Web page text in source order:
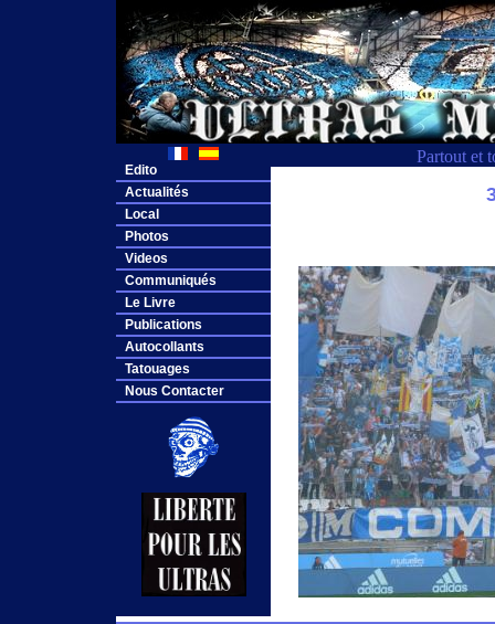
Partout et
Edito
Actualités
Local
Photos
Videos
Communiqués
Le Livre
Publications
Autocollants
Tatouages
Nous Contacter